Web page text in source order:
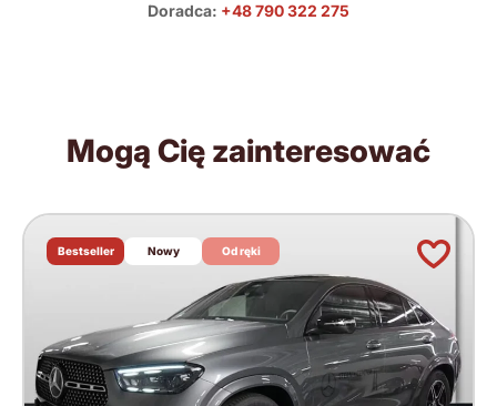
Doradca: +48 790 322 275
Mogą Cię zainteresować
Bestseller Nowy Od ręki